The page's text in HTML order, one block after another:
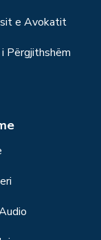
e Avokatit
Përgjithshëm